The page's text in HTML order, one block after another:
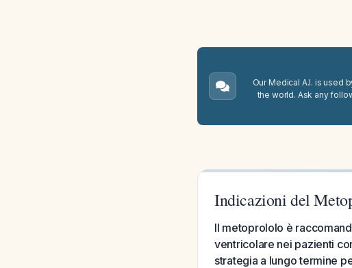
Our Medical A.I. is used
the world. Ask any
Indicazioni del
Il metoprololo è
ventricolare nei pazienti
strategia a lungo termine